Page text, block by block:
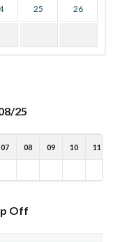
25 26
25
07 08 09 10 11
Off